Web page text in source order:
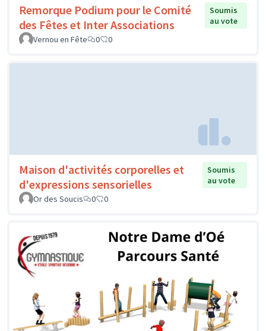
Remorque Podium pour le Comité
des Fêtes et Inter Associations
Soumis
au vote
Vernou en Fête
0 0
Maison d'activités corporelles et
d'expressions sensorielles
Soumis
au vote
Or des Soucis
0 0